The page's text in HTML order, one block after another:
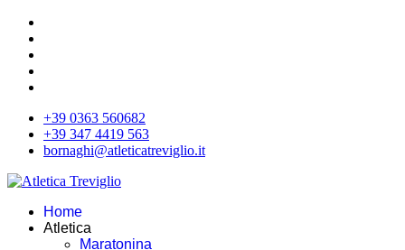
+39 0363 560682
+39 347 4419 563
bornaghi@atleticatreviglio.it
Home
Atletica
Maratonina